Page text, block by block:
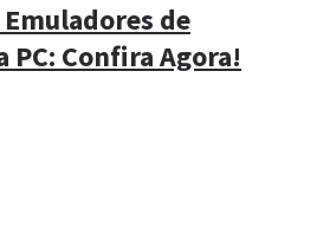
de
PC: Confira Agora!